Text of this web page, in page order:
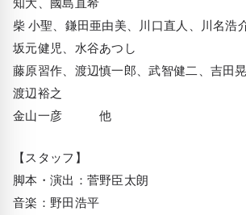
柴 小聖、鎌田亜由美、川口直人、川名浩
坂元健児、水谷あつし
藤原習作、渡辺慎一郎、武智健二、吉田
渡辺裕之
金山一彦 他
【スタッフ】
脚本・演出：菅野臣太朗
音楽：野田浩平